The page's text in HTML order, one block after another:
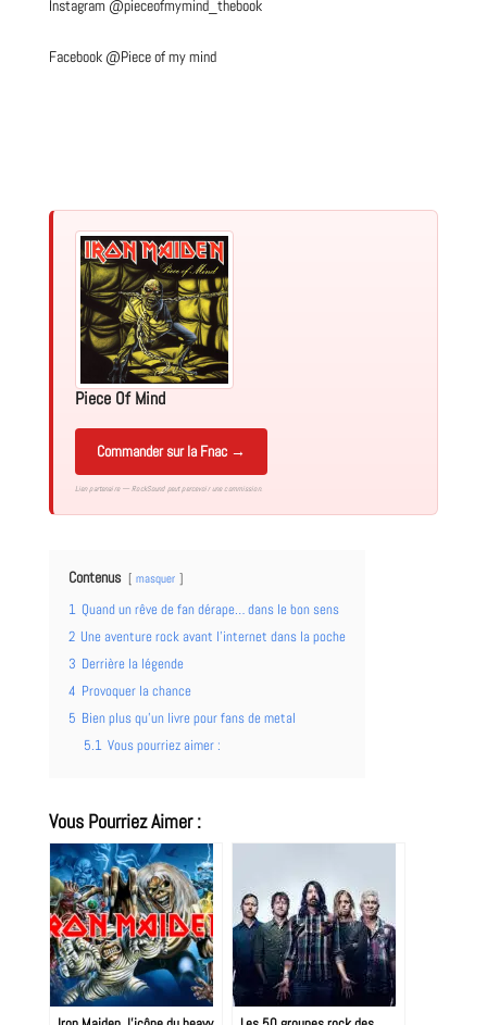
Instagram @pieceofmymind_thebook
Facebook @Piece of my mind
Piece Of Mind
Commander sur la Fnac →
Lien partenaire — RockSound peut percevoir une commission.
Contenus masquer
1 Quand un rêve de fan dérape… dans le bon sens
2 Une aventure rock avant l’internet dans la poche
3 Derrière la légende
4 Provoquer la chance
5 Bien plus qu’un livre pour fans de metal
5.1 Vous pourriez aimer :
Vous Pourriez Aimer :